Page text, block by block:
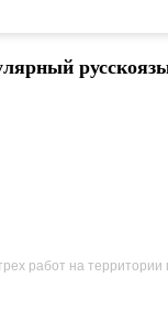
территории порта с